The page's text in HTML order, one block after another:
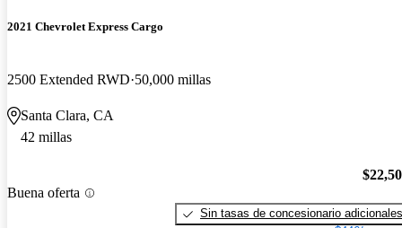
2021 Chevrolet Express Cargo
2500 Extended RWD 50,000 millas
Santa Clara, CA
42 millas
Buena oferta
Sin tasas de concesionario adicionales